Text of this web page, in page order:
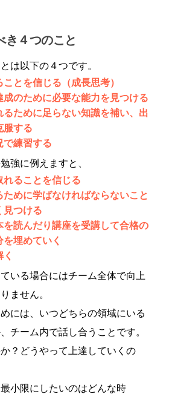
き４つのこと
は以下の４つです。
とを信じる（成長思考）
成のために必要な能力を見つける
るために足らない知識を補い、出
服する
で練習する
強に例えますと、
ることを信じる
めに学ばなければならないこと
見つける
を読んだり講座を受講して合格の
埋めていく
いる場合にはチーム全体で向上
ません。
には、いつどちらの領域にいる
チーム内で話し合うことです。
か？どうやって上達していくの
最小限にしたいのはどんな時